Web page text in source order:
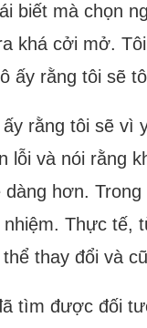
biết mà chọn
khá cởi mở.
ấy rằng tôi sẽ
rằng tôi sẽ vì
lỗi và nói rằng
hơn.
Thực tế,
thay đổi và
tìm được đối